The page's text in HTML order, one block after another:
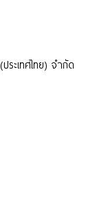
ระเทศไทย) จำกัด